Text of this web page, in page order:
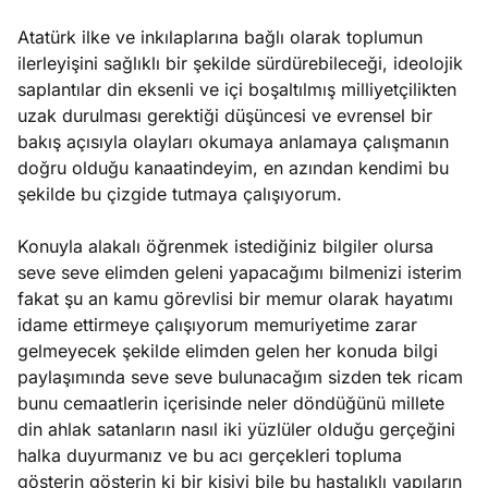
Atatürk ilke ve inkılaplarına bağlı olarak toplumun
ilerleyişini sağlıklı bir şekilde sürdürebileceği, ideolojik
saplantılar din eksenli ve içi boşaltılmış milliyetçilikten
uzak durulması gerektiği düşüncesi ve evrensel bir
bakış açısıyla olayları okumaya anlamaya çalışmanın
doğru olduğu kanaatindeyim, en azından kendimi bu
şekilde bu çizgide tutmaya çalışıyorum.
Konuyla alakalı öğrenmek istediğiniz bilgiler olursa
seve seve elimden geleni yapacağımı bilmenizi isterim
fakat şu an kamu görevlisi bir memur olarak hayatımı
idame ettirmeye çalışıyorum memuriyetime zarar
gelmeyecek şekilde elimden gelen her konuda bilgi
paylaşımında seve seve bulunacağım sizden tek ricam
bunu cemaatlerin içerisinde neler döndüğünü millete
din ahlak satanların nasıl iki yüzlüler olduğu gerçeğini
halka duyurmanız ve bu acı gerçekleri topluma
gösterin gösterin ki bir kişiyi bile bu hastalıklı yapıların